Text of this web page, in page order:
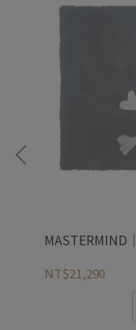
MASTERMIND
NT$21,290